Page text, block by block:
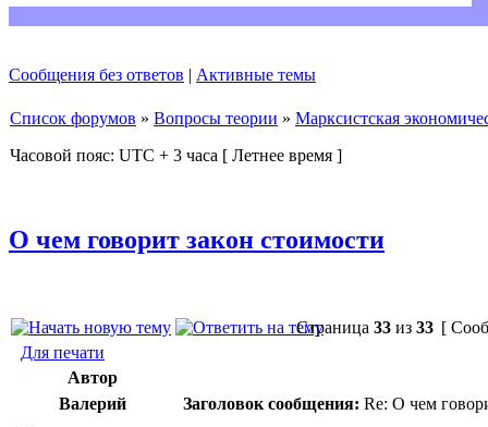
Сообщения без ответов | Активные темы
Список форумов » Вопросы теории » Марксистская
Часовой пояс: UTC + 3 часа [ Летнее время ]
О чем говорит закон стоимости
Страница 33 из 33 [
Для печати
Автор
Валерий
Заголовок сообщения: Re: О чем